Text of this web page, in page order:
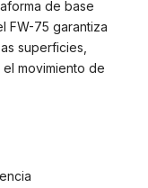
de base
FW-75 garantiza
superficies,
movimiento de